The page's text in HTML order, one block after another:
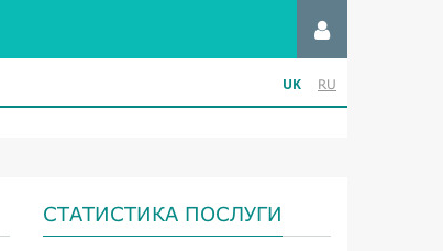
UK RU
СТАТИСТИКА ПОСЛУГИ